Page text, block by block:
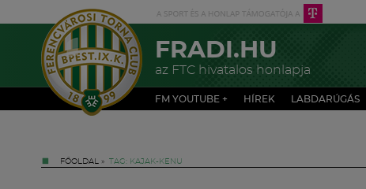
FRADI.HU
az FTC hivatalos honlapja
FM YOUTUBE + HÍREK LABDARÚGÁS
FŐOLDAL » TAG: KAJAK-KENU